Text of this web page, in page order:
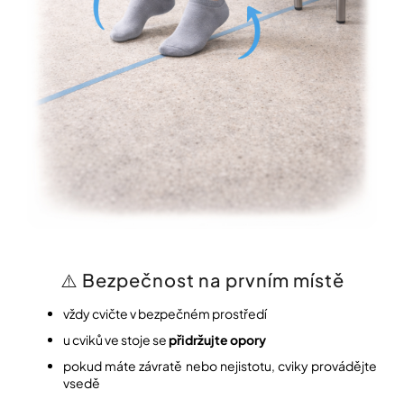
⚠️ Bezpečnost na prvním místě
vždy cvičte v bezpečném prostředí
u cviků ve stoje sepřidržujte opory
pokud máte závratě nebo nejistotu, cviky provádějte
vsedě